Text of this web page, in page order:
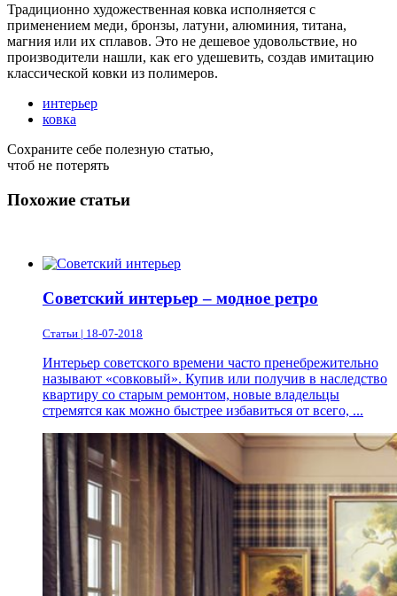
Традиционно художественная ковка исполняется с
применением меди, бронзы, латуни, алюминия, титана,
магния или их сплавов. Это не дешевое удовольствие, но
производители нашли, как его удешевить, создав имитацию
классической ковки из полимеров.
интерьер
ковка
Сохраните себе полезную статью,
чтоб не потерять
Похожие статьи
Советский интерьер – модное ретро
Статьи | 18-07-2018
Интерьер советского времени часто пренебрежительно
называют «совковый». Купив или получив в наследство
квартиру со старым ремонтом, новые владельцы
стремятся как можно быстрее избавиться от всего, ...